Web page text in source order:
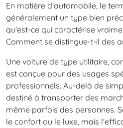
En matière d'automobile, le
généralement un type bien
qu'est-ce qui caractérise
Comment se distingue-t-il des
Une voiture de type utilitaire,
est conçue pour des usages
professionnels. Au-delà de
destiné à transporter des
même parfois des personnes.
le confort ou le luxe, mais